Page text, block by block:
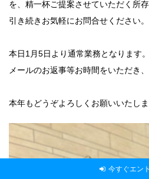
を、精一杯ご提案させていただく所存
引き続きお気軽にお問合せください。
本日1月5日より通常業務となります。
メールのお返事等お時間をいただき
本年もどうぞよろしくお願いいたしま
今すぐエン